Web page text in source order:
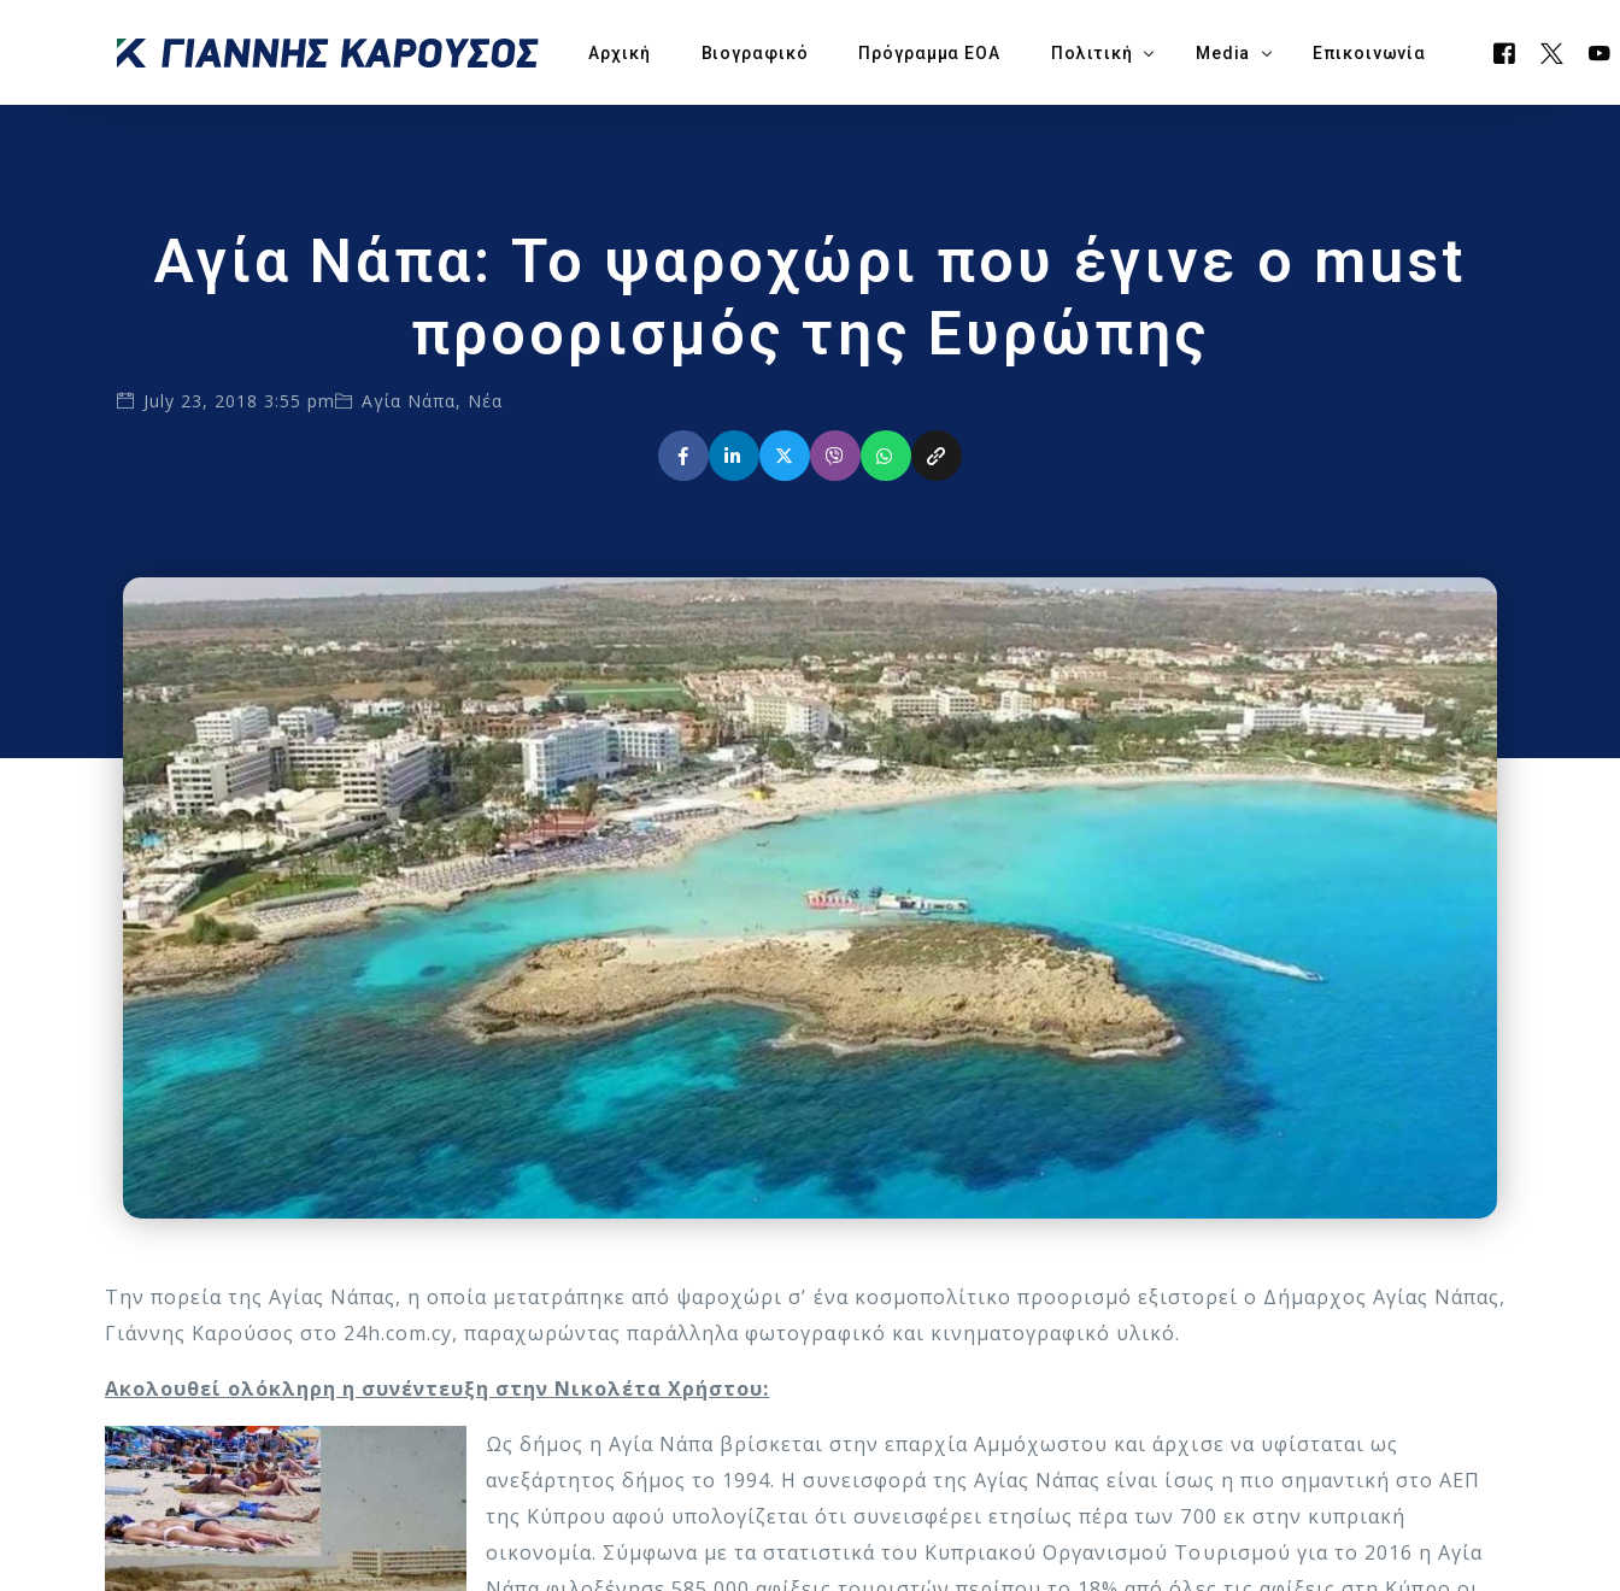
Αρχική Βιογραφικό Πρόγραμμα ΕΟΑ Πολιτική
Υπουργείο Μεταφορών, Επικοινωνιών & Έργων
Αγία Νάπα
Media Επικοινωνία
Αγία Νάπα: Το ψαροχώρι που έγινε ο must
προορισμός της Ευρώπης
July 23, 2018 3:55 pm Αγία Νάπα, Νέα
Την πορεία της Αγίας Νάπας, η οποία μετατράπηκε από ψαροχώρι σ’ ένα κοσμοπολίτικο προορισμό εξιστορεί ο Δήμαρχος Αγίας Νάπας,
Γιάννης Καρούσος στο 24h.com.cy, παραχωρώντας παράλληλα φωτογραφικό και κινηματογραφικό υλικό.
Ακολουθεί oλόκληρη η συνέντευξη στην Νικολέτα Χρήστου:
Ως δήμος η Αγία Νάπα βρίσκεται στην επαρχία Αμμόχωστου και άρχισε να υφίσταται ως
ανεξάρτητος δήμος το 1994. Η συνεισφορά της Αγίας Νάπας είναι ίσως η πιο σημαντική στο ΑΕΠ
της Κύπρου αφού υπολογίζεται ότι συνεισφέρει ετησίως πέρα των 700 εκ στην κυπριακή
οικονομία. Σύμφωνα με τα στατιστικά του Κυπριακού Οργανισμού Τουρισμού για το 2016 η Αγία